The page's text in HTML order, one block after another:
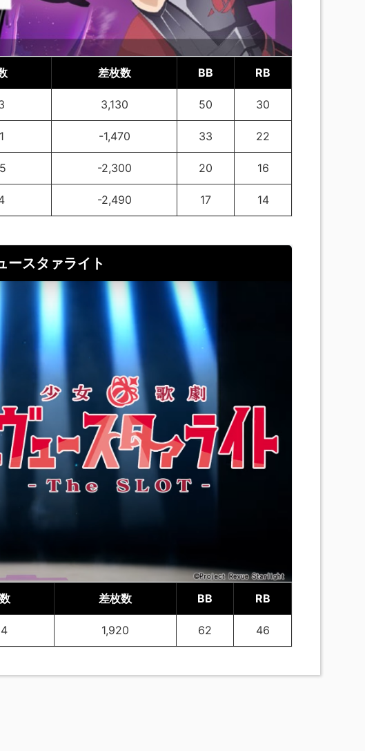
差枚数 BB RB
3,130 50 30
-1,470 33 22
-2,300 20 16
-2,490 17 14
ースタァライト
差枚数 BB RB
1,920 62 46